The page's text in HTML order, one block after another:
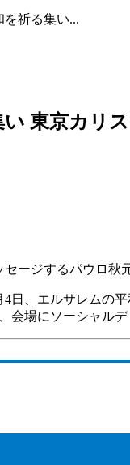
を祈る集い...
東京カリ
ージするパウロ秋
4日、エルサレム
会場にソーシャル